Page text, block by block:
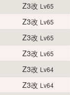
Z3改 Lv65
Z3改 Lv65
Z3改 Lv65
Z3改 Lv65
Z3改 Lv64
Z3改 Lv64